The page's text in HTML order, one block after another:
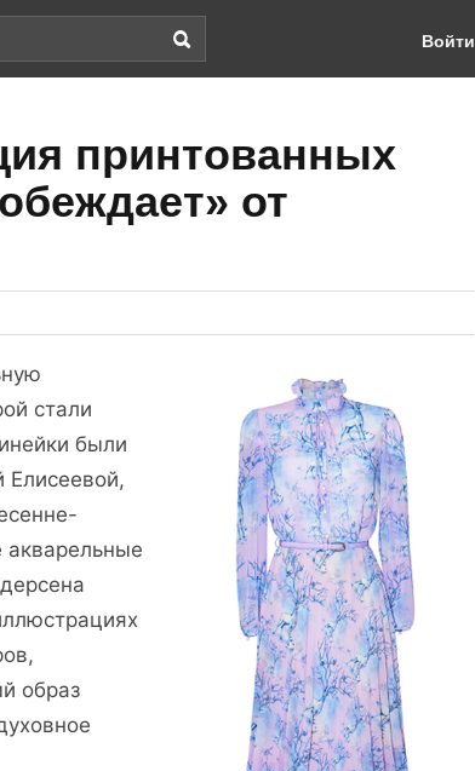
Войти
принтованных
от
стали
были
Елисеевой,
акварельные
образ